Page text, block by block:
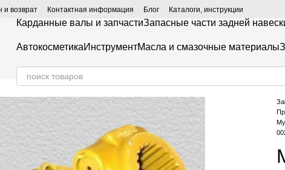
и возврат Контактная информация Блог Каталоги, инструкции
Карданные валы и запчастиЗапасные части задней
АвтокосметикаИнструментМасла и смазочные материалы